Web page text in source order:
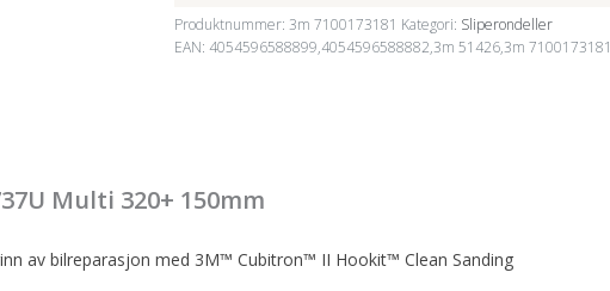
Produktnummer: 3m 7100173181 Kategori: Sliperondeller
EAN: 4054596588899,4054596588882,3m 51426,3m 7100173181
Multi 320+ 150mm
av bilreparasjon med 3M™ Cubitron™ II Hookit™ Clean Sanding